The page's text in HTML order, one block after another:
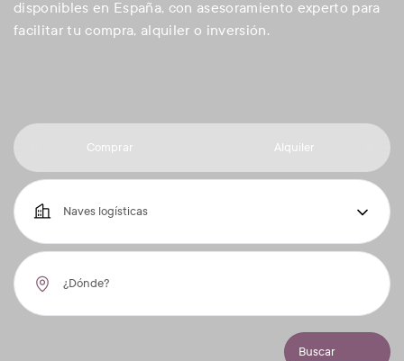
disponibles en España, con asesoramiento experto para
facilitar tu compra, alquiler o inversión.
Comprar Alquiler
Naves logísticas
Buscar